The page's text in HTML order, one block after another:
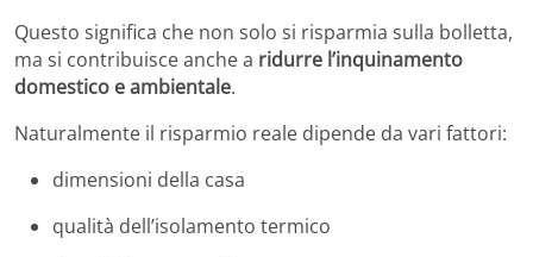
Questo significa che non solo si risparmia sulla bolletta,
ma si contribuisce anche a ridurre l’inquinamento
domestico e ambientale.
Naturalmente il risparmio reale dipende da vari fattori:
dimensioni della casa
qualità dell’isolamento termico